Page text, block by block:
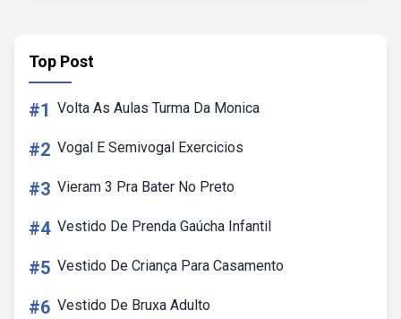
Top Post
#1 Volta As Aulas Turma Da Monica
#2 Vogal E Semivogal Exercicios
#3 Vieram 3 Pra Bater No Preto
#4 Vestido De Prenda Gaúcha Infantil
#5 Vestido De Criança Para Casamento
#6 Vestido De Bruxa Adulto